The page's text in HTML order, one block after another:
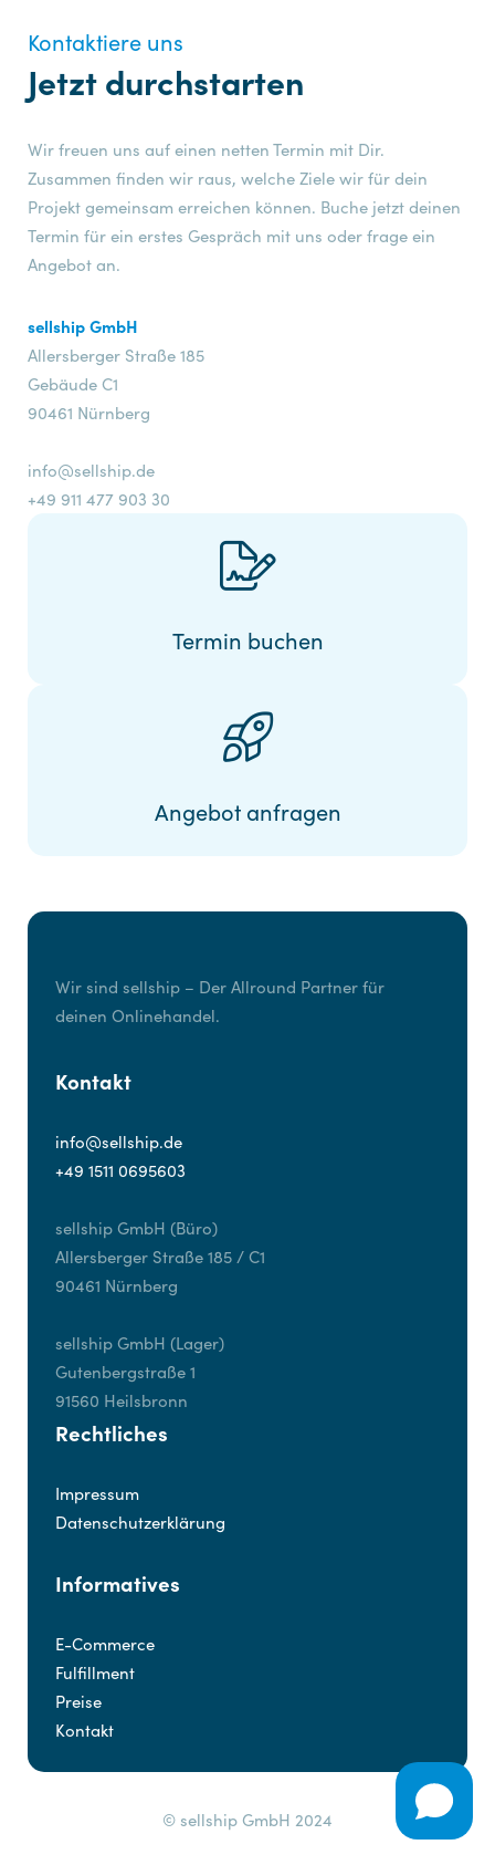
Kontaktiere uns
Jetzt durchstarten
Wir freuen uns auf einen netten Termin mit Dir.
Zusammen finden wir raus, welche Ziele wir für dein
Projekt gemeinsam erreichen können. Buche jetzt deinen
Termin für ein erstes Gespräch mit uns oder frage ein
Angebot an.
sellship GmbH
Allersberger Straße 185
Gebäude C1
90461 Nürnberg
info@sellship.de
+49 911 477 903 30
Termin buchen
Angebot anfragen
Wir sind sellship – Der Allround Partner für
deinen Onlinehandel.
Kontakt
info@sellship.de
+49 1511 0695603
sellship GmbH (Büro)
Allersberger Straße 185 / C1
90461 Nürnberg
sellship GmbH (Lager)
Gutenbergstraße 1
91560 Heilsbronn
Rechtliches
Impressum
Datenschutzerklärung
Informatives
E-Commerce
Fulfillment
Preise
Kontakt
© sellship GmbH 2024